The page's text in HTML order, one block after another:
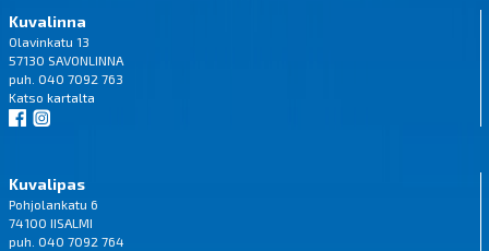
Kuvalinna
Olavinkatu 13
57130 SAVONLINNA
puh. 040 7092 763
Katso kartalta
Kuvalipas
Pohjolankatu 6
74100 IISALMI
puh. 040 7092 764